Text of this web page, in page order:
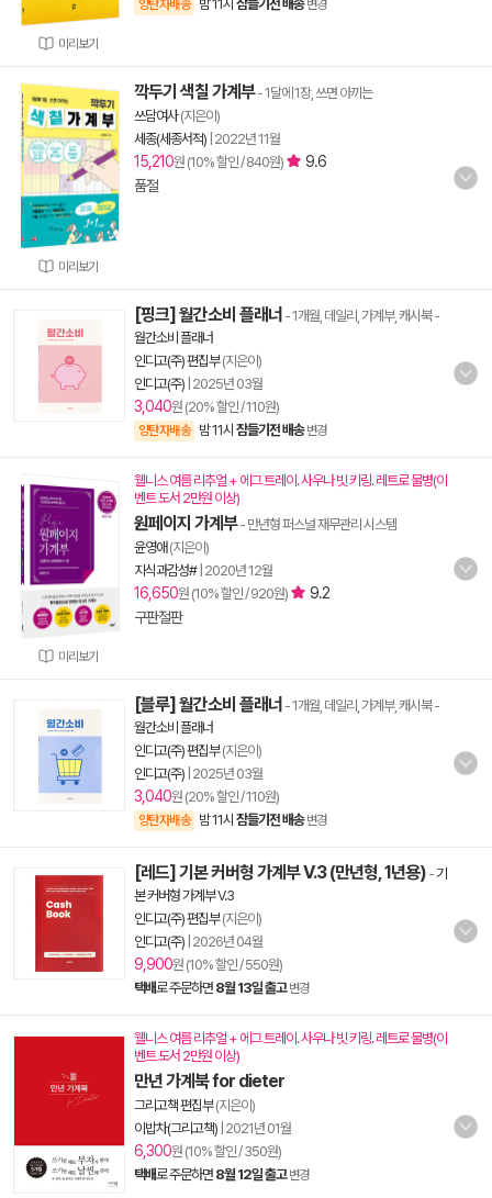
미리보기
양탄자배송 밤 11시 잠들기전 배송 변경
미리보기
깍두기 색칠 가계부- 1달에 1장, 쓰면 아끼는
쓰담여사(지은이)
세종(세종서적) 2022년 11월
15,210원 (10% 할인 / 840원)
9.6
품절
[핑크] 월간소비 플래너 - 1개월, 데일리, 가계부, 캐시북-
월간소비 플래너
인디고(주) 편집부(지은이)
인디고(주) 2025년 03월
3,040원 (20% 할인 / 110원)
양탄자배송 밤 11시 잠들기전 배송 변경
미리보기
웰니스 여름 리추얼 + 에그 트레이. 사우나 빗 키링. 레트로 물병(이
벤트 도서 2만원 이상)
원페이지 가계부- 만년형 퍼스널 재무관리 시스템
윤영애 (지은이)
지식과감성#| 2020년 12월
16,650원 (10% 할인 / 920원)
9.2
구판절판
[블루] 월간소비 플래너 - 1개월, 데일리, 가계부, 캐시북-
월간소비 플래너
인디고(주) 편집부(지은이)
인디고(주) 2025년 03월
3,040원 (20% 할인 / 110원)
양탄자배송 밤 11시 잠들기전 배송 변경
[레드] 기본 커버형 가계부 V.3 (만년형, 1년용) -기
본 커버형 가계부 V.3
인디고(주) 편집부(지은이)
인디고(주) 2026년 04월
9,900원 (10% 할인 / 550원)
택배로 주문하면 8월 13일 출고 변경
웰니스 여름 리추얼 + 에그 트레이. 사우나 빗 키링. 레트로 물병(이
벤트 도서 2만원 이상)
만년 가계북 for dieter
그리고책 편집부(지은이)
이밥차(그리고책) 2021년 01월
6,300원 (10% 할인 / 350원)
택배로 주문하면 8월 12일 출고 변경